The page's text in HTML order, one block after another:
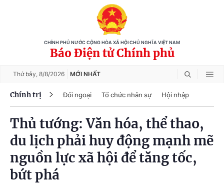
CHÍNH PHỦ NƯỚC CỘNG HÒA XÃ HỘI CHỦ NGHĨA VIỆT NAM
Báo Điện tử Chính phủ
Thứ bảy, 8/8/2026 MỚI NHẤT
Chính trị Đối ngoại Tổ chức nhân sự Hội nhập
Thủ tướng: Văn hóa, thể thao,
du lịch phải huy động mạnh mẽ
nguồn lực xã hội để tăng tốc,
bứt phá